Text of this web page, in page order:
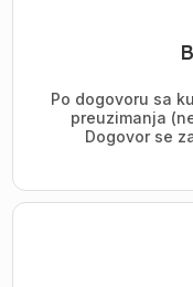
Po dogovoru sa
preuzimanja
Dogovor se